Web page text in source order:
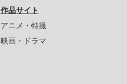
作品サイト
アニメ・特撮
映画・ドラマ